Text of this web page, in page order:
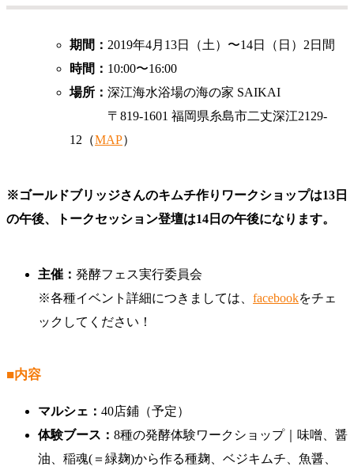
期間： 2019年4月13日（土）〜14日（日）2日間
時間： 10:00〜16:00
場所： 深江海水浴場の海の家 SAIKAI
〒819-1601 福岡県糸島市二丈深江2129-
12（MAP）
※ゴールドブリッジさんのキムチ作りワークショップは13日
の午後、トークセッション登壇は14日の午後になります。
主催： 発酵フェス実行委員会
※各種イベント詳細につきましては、 facebookをチェ
ックしてください！
■内容
マルシェ： 40店鋪（予定）
体験ブース： 8種の発酵体験ワークショップ｜味噌、醤
油、稲魂(＝緑麹)から作る種麹、ベジキムチ、魚醤、